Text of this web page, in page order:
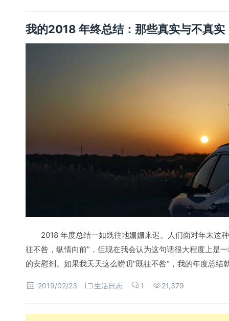
我的2018 年终总结：那些真实与不真实
2018 年度总结一如既往地姗姗来迟。人们面对年末这
往不咎，纵情向前”，但现在我会认为这句话很大程度上是
的安慰剂。如果我天天这么唠叨”既往不咎“，我的年度总结
2019/02/23 生活日志 1 21,379